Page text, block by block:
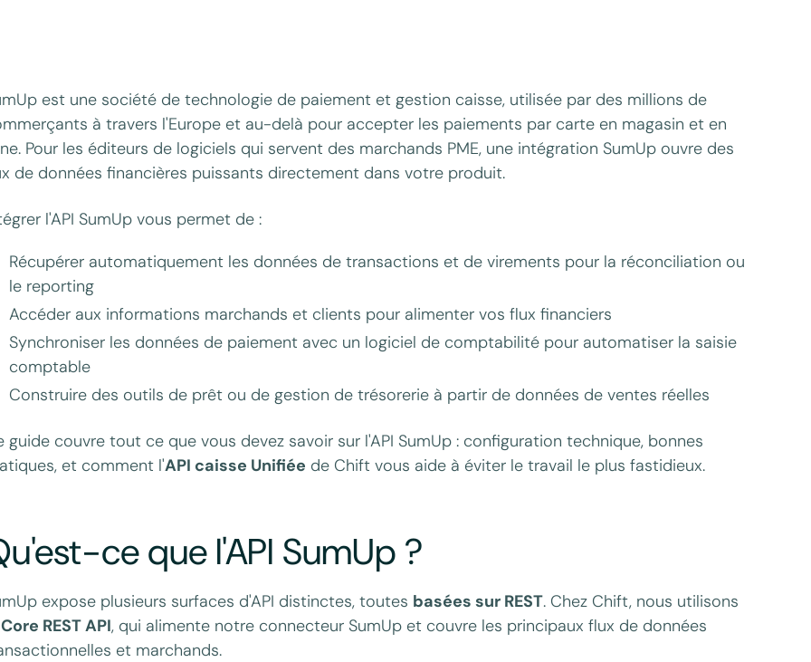
est une société de technologie de paiement et gestion caisse, utilisée par des millions de
à travers l'Europe et au-delà pour accepter les paiements par carte en magasin et en
Pour les éditeurs de logiciels qui servent des marchands PME, une intégration SumUp ouvre des
de données financières puissants directement dans votre produit.
l'API SumUp vous permet de :
Récupérer automatiquement les données de transactions et de virements pour la réconciliation ou
le reporting
Accéder aux informations marchands et clients pour alimenter vos flux financiers
Synchroniser les données de paiement avec un logiciel de comptabilité pour automatiser la saisie
comptable
Construire des outils de prêt ou de gestion de trésorerie à partir de données de ventes réelles
guide couvre tout ce que vous devez savoir sur l'API SumUp : configuration technique, bonnes
et comment l'API caisse Unifiée de Chift vous aide à éviter le travail le plus fastidieux.
ce que l'API SumUp ?
expose plusieurs surfaces d'API distinctes, toutes basées sur REST. Chez Chift, nous utilisons
Core REST API, qui alimente notre connecteur SumUp et couvre les principaux flux de données
et marchands.